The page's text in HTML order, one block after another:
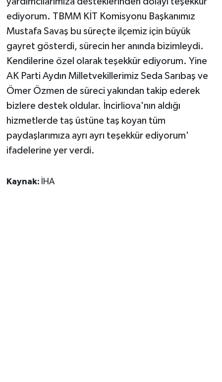
ediyorum. TBMM KİT Komisyonu Başkanımız
Mustafa Savaş bu süreçte ilçemiz için büyük
gayret gösterdi, sürecin her anında bizimleydi.
Kendilerine özel olarak teşekkür ediyorum. Yine
AK Parti Aydın Milletvekillerimiz Seda Sarıbaş ve
Ömer Özmen de süreci yakından takip ederek
bizlere destek oldular. İncirliova'nın aldığı
hizmetlerde taş üstüne taş koyan tüm
paydaşlarımıza ayrı ayrı teşekkür ediyorum'
ifadelerine yer verdi.
Kaynak: İHA